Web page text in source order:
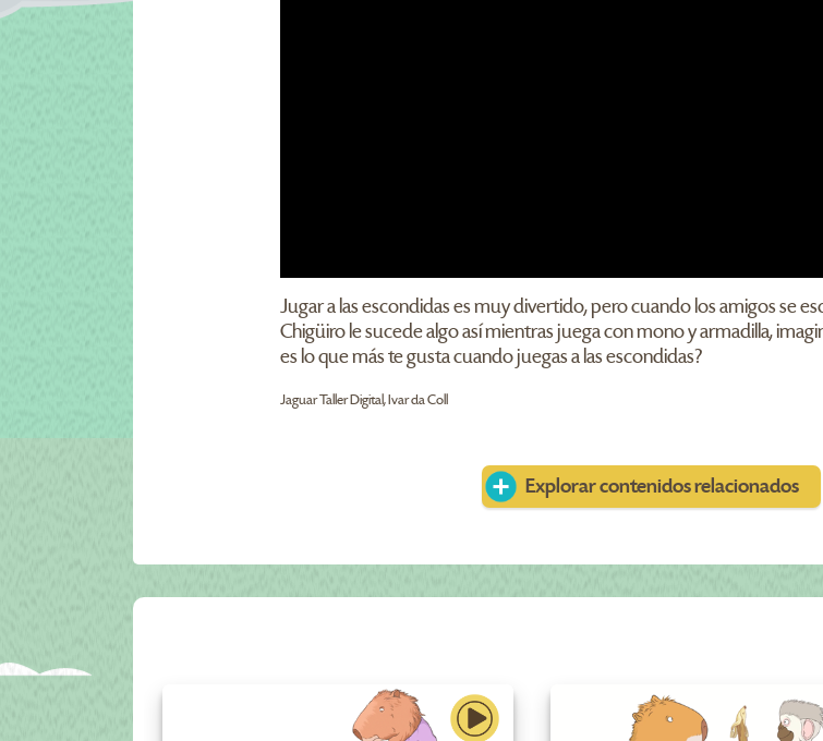
Jugar a las escondidas es muy divertido, pero cuando los amigos se
Chigüiro le sucede algo así mientras juega con mono y armadilla,
es lo que más te gusta cuando juegas a las escondidas?
Jaguar Taller Digital, Ivar da Coll
Explorar contenidos relacionados